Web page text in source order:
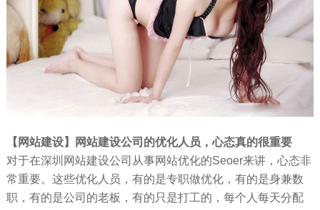
【网站建设】网站建设公司的优化人员，心态真的很重要
对于在深圳网站建设公司从事网站优化的Seoer来讲，心态非
常重要。这些优化人员，有的是专职做优化，有的是身兼数
职，有的是公司的老板，有的只是打工的，每个人每天分配